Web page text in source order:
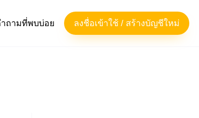
ถามที่พบบ่อย ลงชื่อเข้าใช้ / สร้างบัญชีใหม่